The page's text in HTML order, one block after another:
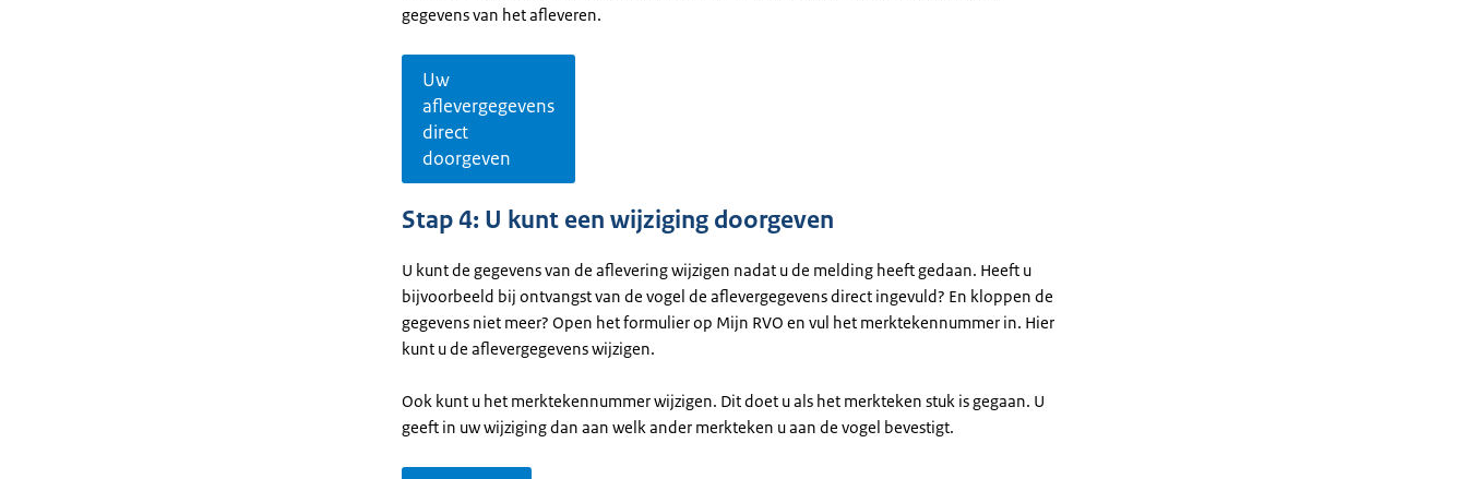
gegevens van het afleveren.
Uw
aflevergegevens
direct
doorgeven
Stap 4: U kunt een wijziging doorgeven
U kunt de gegevens van de aflevering wijzigen nadat u de melding heeft gedaan. Heeft u
bijvoorbeeld bij ontvangst van de vogel de aflevergegevens direct ingevuld? En kloppen de
gegevens niet meer? Open het formulier op Mijn RVO en vul het merktekennummer in. Hier
kunt u de aflevergegevens wijzigen.
Ook kunt u het merktekennummer wijzigen. Dit doet u als het merkteken stuk is gegaan. U
geeft in uw wijziging dan aan welk ander merkteken u aan de vogel bevestigt.